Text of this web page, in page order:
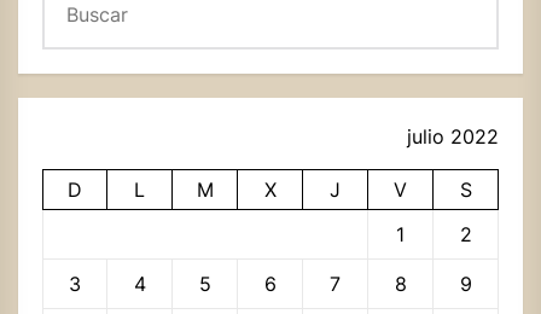
julio 2022
D L M X J V
S
1
2
3 4 5 6 7 8 9